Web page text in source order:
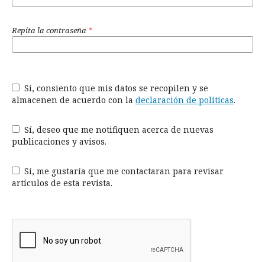
Repita la contraseña *
almacenen de acuerdo con la declaración de políticas.
publicaciones y avisos.
artículos de esta revista.